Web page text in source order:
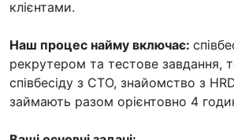
клієнтами.
Наш процес найму включає:
рекрутером та тестове завдання,
співбесіду з СТО, знайомство з
займають разом орієнтовно 4